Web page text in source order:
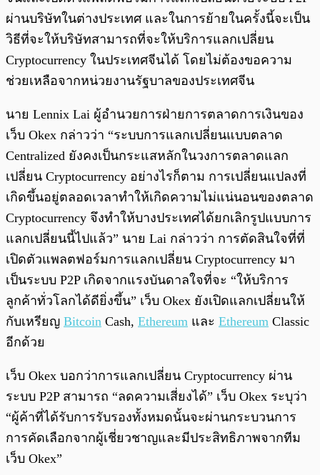
ผ่านบริษัทในต่างประเทศ และในการย้ายในครั้งนี้จะเป็น
วิธีที่จะให้บริษัทสามารถที่จะให้บริการแลกเปลี่ยน
Cryptocurrency ในประเทศจีนได้ โดยไม่ต้องขอความ
ช่วยเหลือจากหน่วยงานรัฐบาลของประเทศจีน
นาย Lennix Lai ผู้อำนวยการฝ่ายการตลาดการเงินของ
เว็บ Okex กล่าวว่า “ระบบการแลกเปลี่ยนแบบตลาด
Centralized ยังคงเป็นกระแสหลักในวงการตลาดแลก
เปลี่ยน Cryptocurrency อย่างไรก็ตาม การเปลี่ยนแปลงที่
เกิดขึ้นอยู่ตลอดเวลาทำให้เกิดความไม่แน่นอนของตลาด
Cryptocurrency จึงทำให้บางประเทศได้ยกเลิกรูปแบบการ
แลกเปลี่ยนนี้ไปแล้ว” นาย Lai กล่าวว่า การตัดสินใจที่ที่
เปิดตัวแพลตฟอร์มการแลกเปลี่ยน Cryptocurrency มา
เป็นระบบ P2P เกิดจากแรงบันดาลใจที่จะ “ให้บริการ
ลูกค้าทั่วโลกได้ดียิ่งขึ้น” เว็บ Okex ยังเปิดแลกเปลี่ยนให้
กับเหรียญ Bitcoin Cash, Ethereum และ Ethereum Classic
อีกด้วย
เว็บ Okex บอกว่าการแลกเปลี่ยน Cryptocurrency ผ่าน
ระบบ P2P สามารถ “ลดความเสี่ยงได้” เว็บ Okex ระบุว่า
“ผู้ค้าที่ได้รับการรับรองทั้งหมดนั้นจะผ่านกระบวนการ
การคัดเลือกจากผู้เชี่ยวชาญและมีประสิทธิภาพจากทีม
เว็บ Okex”